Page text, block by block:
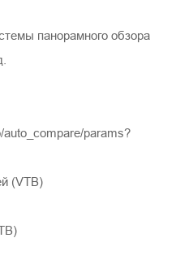
панорамного обзора
params?
(VTB)